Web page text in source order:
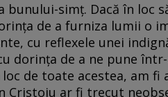
bunului-simţ. Dacă în loc
de a furniza lumii o
cu reflexele unei
dorinţa de a ne pune
de toate acestea, am
ar fi trecut